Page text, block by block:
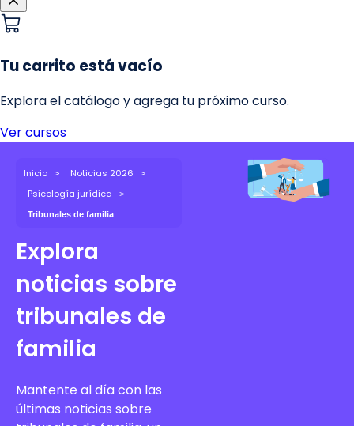
Inicio
Noticias 2026
Psicología jurídica
Tribunales de familia
Explora
noticias sobre
tribunales de
familia
Mantente al día con las
últimas noticias sobre